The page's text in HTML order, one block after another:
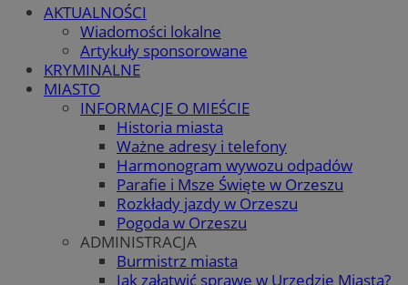
AKTUALNOŚCI
Wiadomości lokalne
Artykuły sponsorowane
KRYMINALNE
MIASTO
INFORMACJE O MIEŚCIE
Historia miasta
Ważne adresy i telefony
Harmonogram wywozu odpadów
Parafie i Msze Święte w Orzeszu
Rozkłady jazdy w Orzeszu
Pogoda w Orzeszu
ADMINISTRACJA
Burmistrz miasta
Jak załatwić sprawę w Urzędzie Miasta?